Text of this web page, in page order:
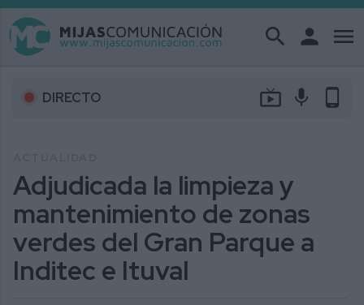
search person menu
DIRECTO live_tv mic phone_android
Adjudicada la limpieza y
mantenimiento de zonas
verdes del Gran Parque a
Inditec e Ituval